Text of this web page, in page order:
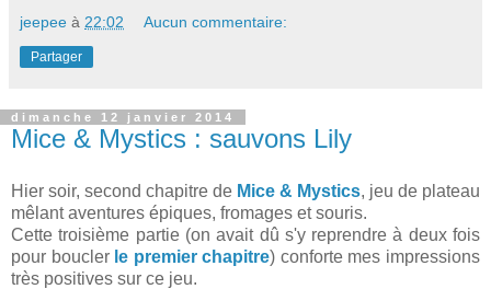
jeepee à 22:02 Aucun commentaire:
Partager
dimanche 12 janvier 2014
Mice & Mystics : sauvons Lily
Hier soir, second chapitre de Mice & Mystics, jeu de plateau
mêlant aventures épiques, fromages et souris.
Cette troisième partie (on avait dû s'y reprendre à deux fois
pour boucler le premier chapitre) conforte mes impressions
très positives sur ce jeu.